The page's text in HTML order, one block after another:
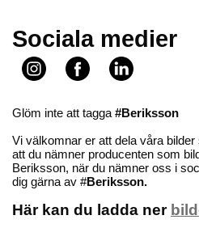
Sociala medier
Glöm inte att tagga #Beriksson
Vi välkomnar er att dela våra
att du nämner producenten som
Beriksson, när du nämner oss i
dig gärna av #Beriksson.
Här kan du ladda ner